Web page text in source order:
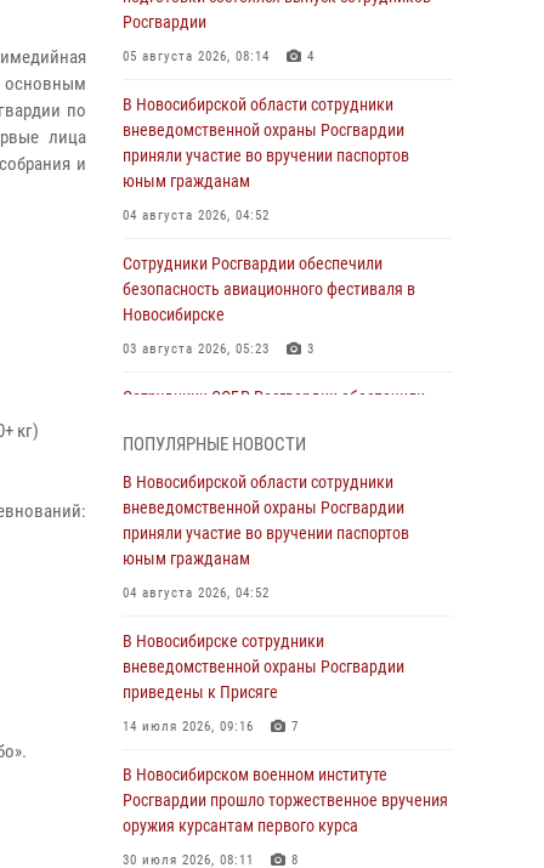
основным
по
лица
и
кг)
Росгвардии
05 августа 2026, 08:14 4
В Новосибирской области сотрудники
вневедомственной охраны Росгвардии
приняли участие во вручении паспортов
юным гражданам
04 августа 2026, 04:52
Сотрудники Росгвардии обеспечили
безопасность авиационного фестиваля в
Новосибирске
03 августа 2026, 05:23 3
Сотрудники СОБР Росгвардии обеспечили
обысков в рамках расследования серии
мошенничеств
31 июля 2026, 07:52
В Новосибирском военном институте
30 июля 2026, 08:11 8
При силовой поддержке бойцов ОМОН и
СОБР Росгвардии пресечена деятельность
сфере страхования
29 июля 2026, 05:19
В Новосибирске сотрудниками
ПОПУЛЯРНЫЕ НОВОСТИ
В Новосибирской области сотрудники
вневедомственной охраны Росгвардии
приняли участие во вручении паспортов
юным гражданам
04 августа 2026, 04:52
В Новосибирске сотрудники
вневедомственной охраны Росгвардии
приведены к Присяге
14 июля 2026, 09:16 7
В Новосибирском военном институте
Росгвардии прошло торжественное вручения
оружия курсантам первого курса
30 июля 2026, 08:11 8